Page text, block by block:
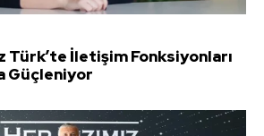
İletişim Fonksiyonları
Güçleniyor